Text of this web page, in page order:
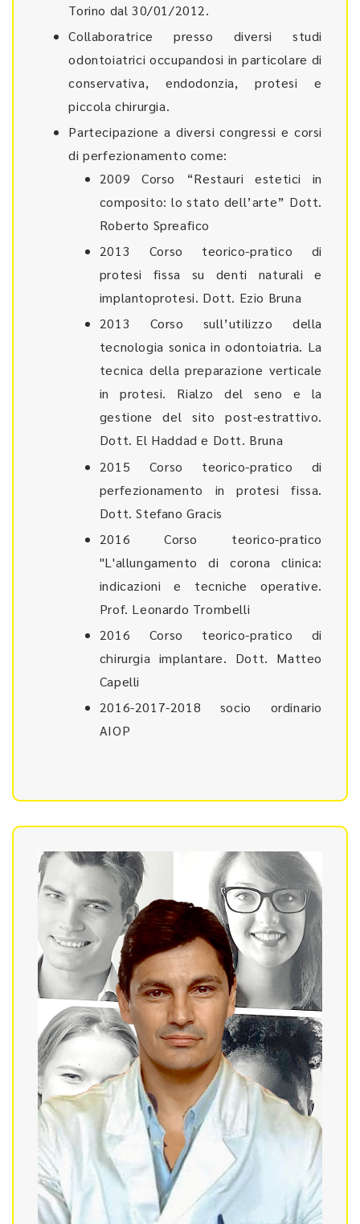
Torino dal 30/01/2012.
Collaboratrice presso diversi studi
odontoiatrici occupandosi in particolare di
conservativa, endodonzia, protesi e
piccola chirurgia.
Partecipazione a diversi congressi e corsi
di perfezionamento come:
2009 Corso “Restauri estetici in
composito: lo stato dell’arte” Dott.
Roberto Spreafico
2013 Corso teorico-pratico di
protesi fissa su denti naturali e
implantoprotesi. Dott. Ezio Bruna
2013 Corso sull’utilizzo della
tecnologia sonica in odontoiatria. La
tecnica della preparazione verticale
in protesi. Rialzo del seno e la
gestione del sito post-estrattivo.
Dott. El Haddad e Dott. Bruna
2015 Corso teorico-pratico di
perfezionamento in protesi fissa.
Dott. Stefano Gracis
2016 Corso teorico-pratico
"L'allungamento di corona clinica:
indicazioni e tecniche operative.
Prof. Leonardo Trombelli
2016 Corso teorico-pratico di
chirurgia implantare. Dott. Matteo
Capelli
2016-2017-2018 socio ordinario
AIOP